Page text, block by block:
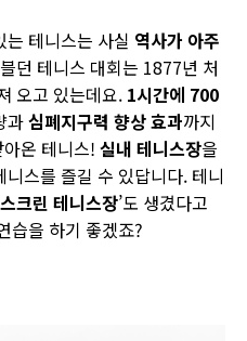
테니스는 사실 역사가 아주
던 테니스 대회는 1877년 처
오고 있는데요. 1시간에 700
과심폐지구력 향상 효과까지
온 테니스! 실내 테니스장을
스를 즐길 수 있답니다. 테니
스크린 테니스장’도 생겼다고
습을 하기 좋겠죠?